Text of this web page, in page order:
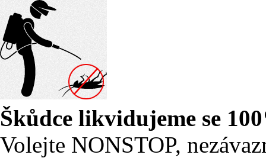
Škůdce likvidujeme se
Volejte NONSTOP,